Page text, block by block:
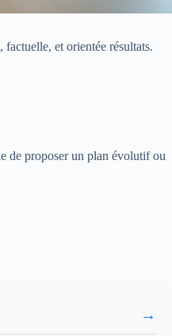
et orientée résultats.
de proposer un plan évolutif ou
→